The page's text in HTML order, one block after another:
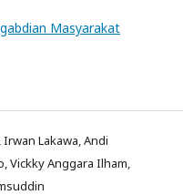
Masyarakat
Lakawa, Andi
Vickky Anggara Ilham,